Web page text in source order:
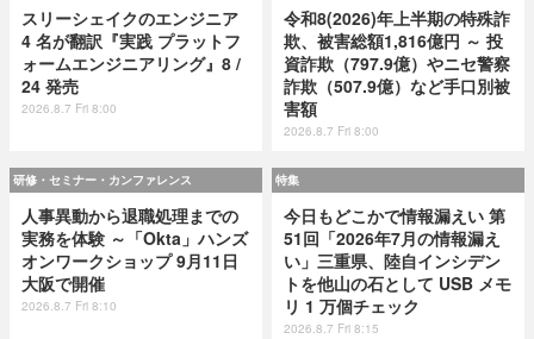
スリーシェイクのエンジニア
4 名が翻訳『実践 プラットフ
ォームエンジニアリング』8 /
24 発売
2026.8.7 Fri 8:00
令和8(2026)年上半期の特殊詐
欺、被害総額1,816億円 ～ 投
資詐欺（797.9億）やニセ警察
詐欺（507.9億）など手口別被
害額
2026.8.7 Fri 8:00
研修・セミナー・カンファレンス
人事異動から退職処理までの
実務を体験 ～「Okta」ハンズ
オンワークショップ 9月11日
大阪で開催
2026.8.7 Fri 8:10
特集
今日もどこかで情報漏えい 第
51回「2026年7月の情報漏え
い」三重県、陸自インシデン
トを他山の石として USB メモ
リ 1 万個チェック
2026.8.7 Fri 8:15